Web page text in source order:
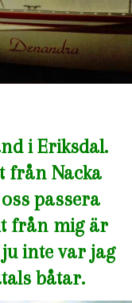
i Eriksdal.
från Nacka
passera
från mig är
inte var jag
båtar.